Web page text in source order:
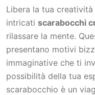
Libera la tua
intricati scarabocchi
rilassare la mente.
presentano motivi
immaginative che ti
possibilità della tua
scarabocchio è un